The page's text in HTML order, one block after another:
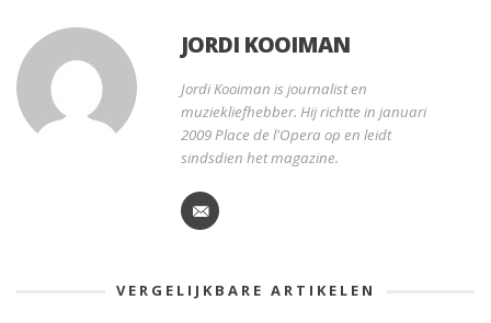
JORDI KOOIMAN
Jordi Kooiman is journalist en
muziekliefhebber. Hij richtte in januari
2009 Place de l'Opera op en leidt
sindsdien het magazine.
VERGELIJKBARE ARTIKELEN